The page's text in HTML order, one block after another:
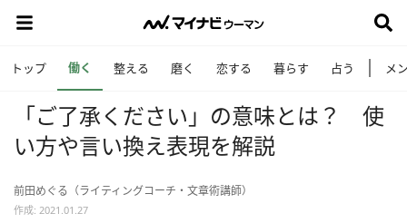
トップ 働く 整える 磨く 恋する 暮らす 占う メ
「ご了承ください」の意味とは？ 使
い方や言い換え表現を解説
前田めぐる（ライティングコーチ・文章術講師）
作成: 2021.01.27